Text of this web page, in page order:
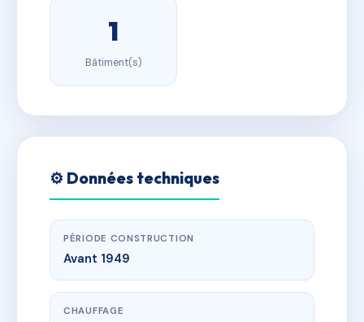
1
Bâtiment(s)
⚙️ Données techniques
PÉRIODE CONSTRUCTION
Avant 1949
CHAUFFAGE